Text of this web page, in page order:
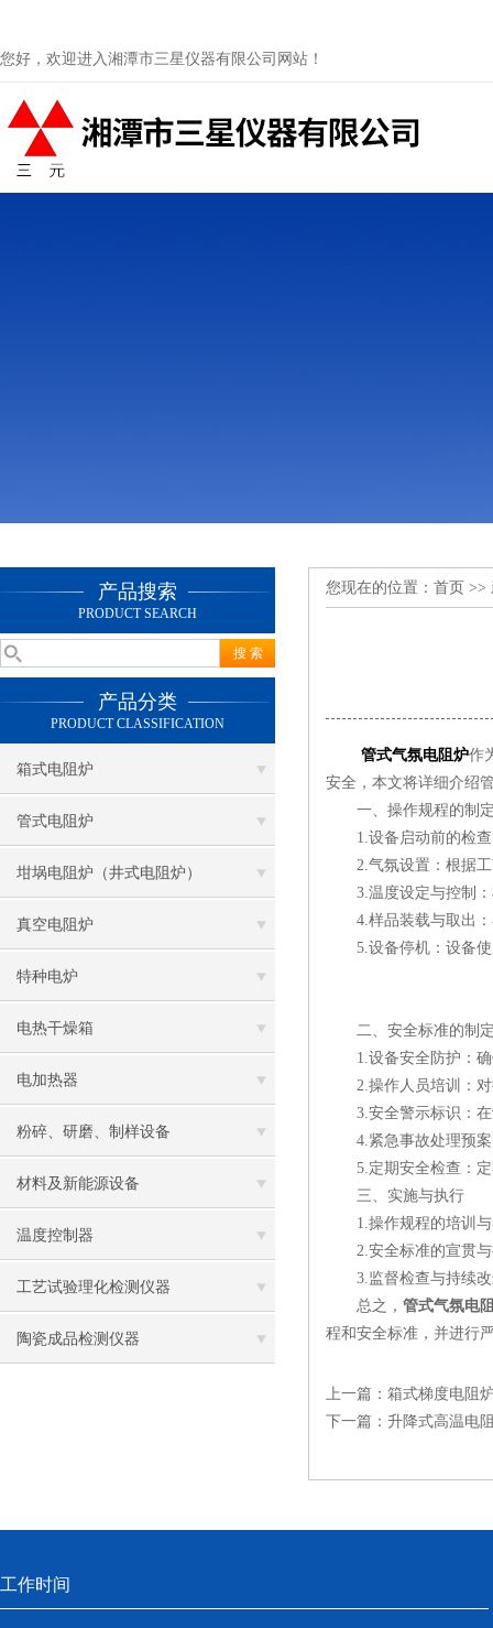
您好，欢迎进入湘潭市三星仪器有限公司网站！
产品搜索
PRODUCT SEARCH
产品分类
PRODUCT CLASSIFICATION
箱式电阻炉
管式电阻炉
坩埚电阻炉（井式电阻炉）
真空电阻炉
特种电炉
电热干燥箱
电加热器
粉碎、研磨、制样设备
材料及新能源设备
温度控制器
工艺试验理化检测仪器
陶瓷成品检测仪器
您现在的位置： 首页 >>
管式气氛电阻炉作
安全，本文将详细介绍
一、操作规程的制
1.设备启动前的检查
2.气氛设置：根据工
3.温度设定与控制：
4.样品装载与取出：
5.设备停机：设备使
二、安全标准的制
1.设备安全防护：确
2.操作人员培训：对
3.安全警示标识：在
4.紧急事故处理预案
5.定期安全检查：定
三、实施与执行
1.操作规程的培训与
2.安全标准的宣贯与
3.监督检查与持续改
总之， 管式气氛电
程和安全标准，并进行
上一篇： 箱式梯度电阻
下一篇： 升降式高温电
工作时间